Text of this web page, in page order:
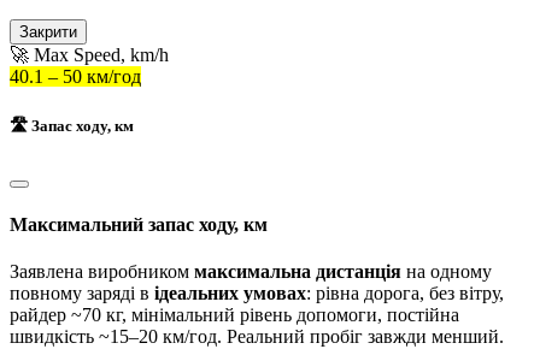
Закрити
🚀 Max Speed, km/h
40.1 – 50 км/год
🛣️ Запас ходу, км
Максимальний запас ходу, км
Заявлена виробником максимальна дистанція на одному
повному заряді в ідеальних умовах: рівна дорога, без вітру,
райдер ~70 кг, мінімальний рівень допомоги, постійна
швидкість ~15–20 км/год. Реальний пробіг завжди менший.